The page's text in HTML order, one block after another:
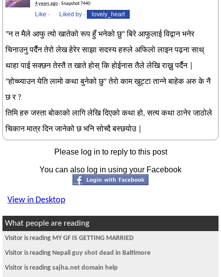
4 years ago· Snapshot 7440
Like · Liked by · lovely_heart
"न त मैले आफु त्यो खातेको रूप हुँ भनेको छु" बिरे आफुलाई विद्वान भनेर
चिनाउनु पर्दैन तेरो लेख हेरेर साझा सदस्य हरुले अफिलो लाइन पढ़ना साथ्
थाहा पाई सक्छन तेस्तै त खाते होस् कि होईनास तैले लेखि राख्नु पर्दैन |
"होच्च्याउन येति लामो कथा बुनेको छु" तेरो काम खुट्टा तान्ने बाहेक अरु के नै
छ र ?
तिमि हरु जस्ता बोकाको लागि लेखि दिएको कथा हो, सत्य कथा ठानेर जाठोले
चिकान मात्र दिन जानेको छ भनि सोच्दै बस्छयोउ |
Please log in to reply to this post
You can also log in using your Facebook
View in Desktop
What people are reading
Visitor is reading MY GF IS GETTING MARRIED
Visitor is reading Nepali guy shot dead in Baltimore
Visitor is reading sajha.net domain help